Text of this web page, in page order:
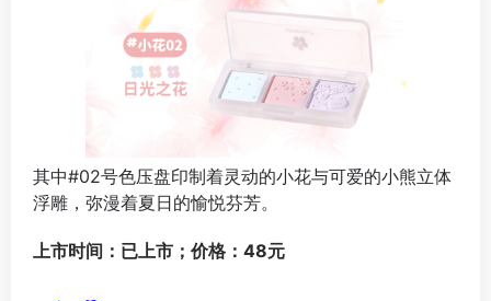
其中#02号色压盘印制着灵动的小花与可爱的小熊立体
浮雕，弥漫着夏日的愉悦芬芳。
上市时间：已上市；价格：48元